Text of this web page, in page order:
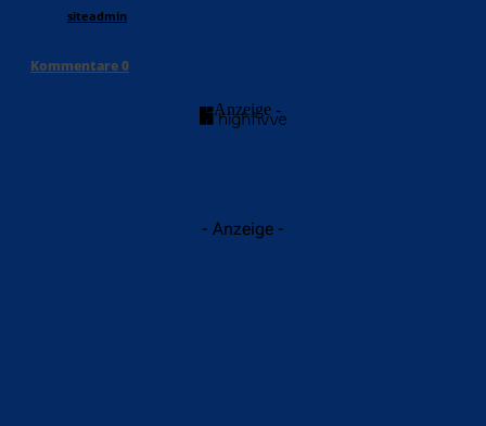
siteadmin
Kommentare0
- Anzeige -
- Anzeige -